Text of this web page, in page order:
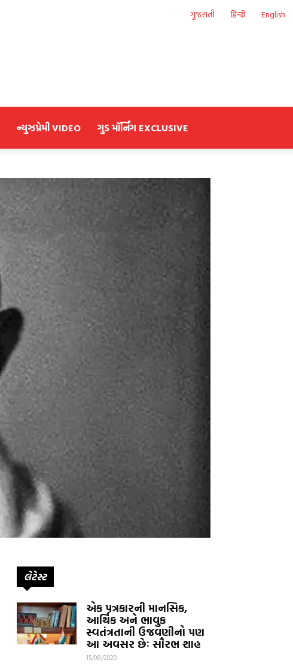
ગુજરાતી हिन्दी English
ન્યુઝપ્રેમી VIDEO ગુડ મૉર્નિંગ EXCLUSIVE
લેટેસ્ટ
એક પત્રકારની માનસિક,
આર્થિક અને ભાવુક
સ્વતંત્રતાની ઉજવણીનો પણ
આ અવસર છેઃ સૌરભ શાહ
15/08/2020